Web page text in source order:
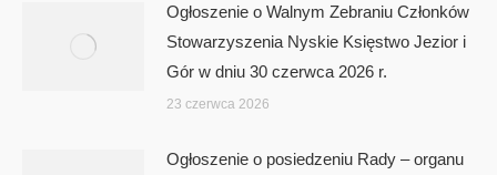
Ogłoszenie o Walnym Zebraniu Członków
Stowarzyszenia Nyskie Księstwo Jezior i
Gór w dniu 30 czerwca 2026 r.
23 czerwca 2026
Ogłoszenie o posiedzeniu Rady – organu